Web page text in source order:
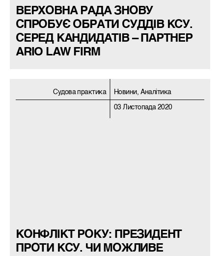
ВЕРХОВНА РАДА ЗНОВУ
СПРОБУЄ ОБРАТИ СУДДІВ КСУ.
СЕРЕД КАНДИДАТІВ – ПАРТНЕР
ARIO LAW FIRM
Судова практика Новини, Аналітика
03 Листопада 2020
КОНФЛІКТ РОКУ: ПРЕЗИДЕНТ
ПРОТИ КСУ. ЧИ МОЖЛИВЕ